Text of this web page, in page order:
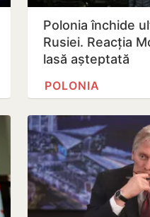
Polonia închide
Rusiei. Reacția
lasă așteptată
POLONIA